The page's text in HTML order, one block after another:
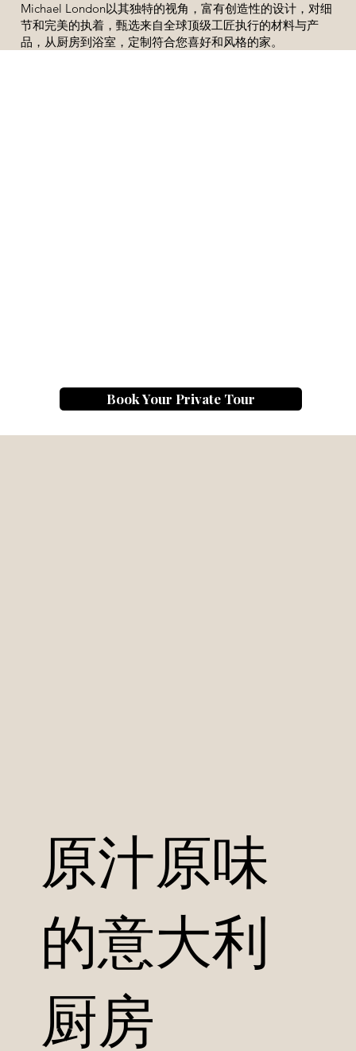
Michael London以其独特的视角，富有创造性的设计，对细
节和完美的执着，甄选来自全球顶级工匠执行的材料与产
品，从厨房到浴室，定制符合您喜好和风格的家。
Book Your Private Tour
原汁原味
的意大利
厨房